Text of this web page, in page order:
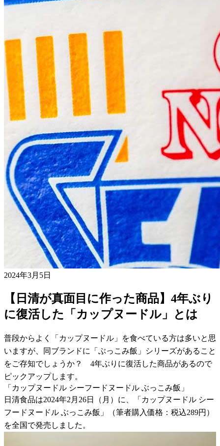
2024年3月5日
【日清が真面目に作った商品】4年ぶり
に復活した「カップヌードル」とは
普段からよく「カップヌードル」を食べている方は多いと思
いますが、同ブランドに「ぶっこみ飯」シリーズがあること
をご存知でしょうか？ 4年ぶりに復活した商品があるので
ピックアップします。
「カップヌードル シーフードヌードル ぶっこみ飯」
日清食品は2024年2月26日（月）に、「カップヌードル シー
フードヌードル ぶっこみ飯」（筆者購入価格：税込289円）
を全国で発売しました。